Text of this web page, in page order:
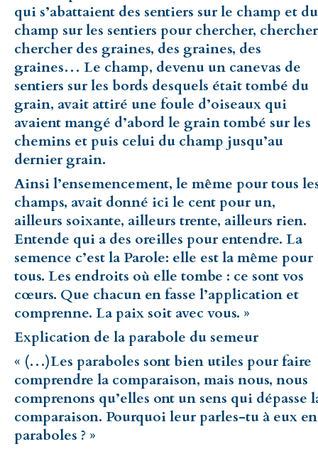
qui s’abattaient des sentiers sur le champ et du
champ sur les sentiers pour chercher,
chercher des graines, des graines, des
graines… Le champ, devenu un canevas de
sentiers sur les bords desquels était tombé du
grain, avait attiré une foule d’oiseaux qui
avaient mangé d’abord le grain tombé sur les
chemins et puis celui du champ jusqu’au
dernier grain.
Ainsi l’ensemencement, le même pour tous
champs, avait donné ici le cent pour un,
ailleurs soixante, ailleurs trente, ailleurs rien.
Entende qui a des oreilles pour entendre. La
semence c’est la Parole: elle est la même pour
tous. Les endroits où elle tombe : ce sont vos
cœurs. Que chacun en fasse l’application et
comprenne. La paix soit avec vous. »
Explication de la parabole du semeur
« (…)Les paraboles sont bien utiles pour faire
comprendre la comparaison, mais nous, nous
comprenons qu’elles ont un sens qui dépasse
comparaison. Pourquoi leur parles-tu à eux en
paraboles ? »